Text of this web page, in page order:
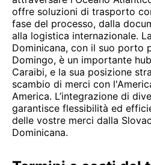
offre soluzioni di trasporto
fase del processo, dalla
alla logistica internazionale.
Dominicana, con il suo porto
Domingo, è un importante
Caraibi, e la sua posizione
scambio di merci con
America. L’integrazione di
garantisce flessibilità ed
delle vostre merci dalla
Dominicana.